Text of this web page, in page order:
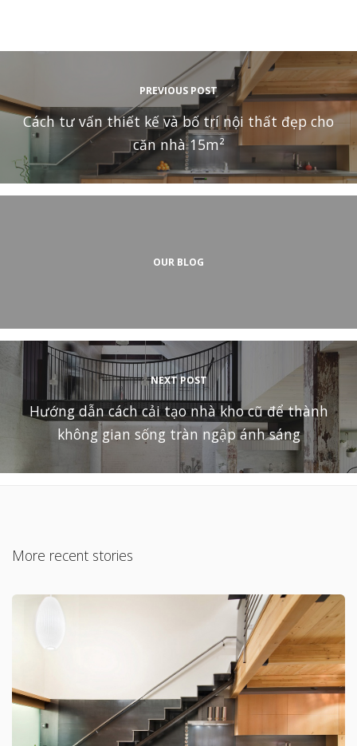
PREVIOUS POST
Cách tư vấn thiết kế và bố trí nội thất đẹp cho
căn nhà 15m²
OUR BLOG
NEXT POST
Hướng dẫn cách cải tạo nhà kho cũ để thành
không gian sống tràn ngập ánh sáng
More recent stories